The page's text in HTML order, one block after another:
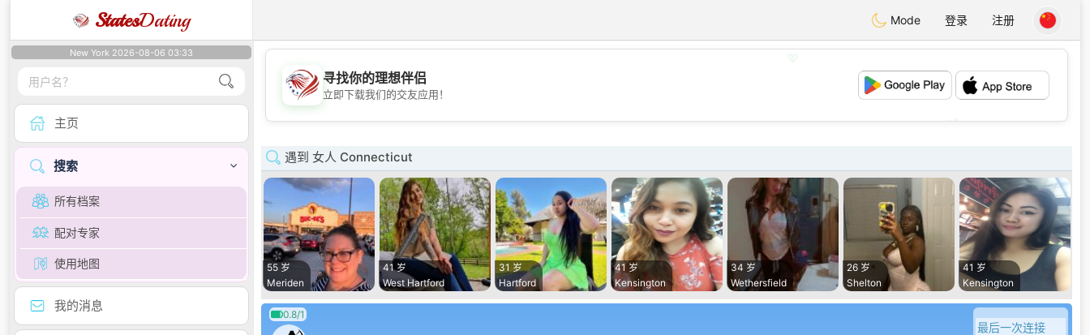
StatesDating Mode 登录 注册
New York 2026-08-06 03:33
主页
搜索
所有档案
配对专家
使用地图
我的消息
💖
💕
寻找你的理想伴侣
立即下载我们的交友应用！
遇到 女人 Connecticut
55 岁
Meriden
41 岁
West Hartford
31 岁
Hartford
41 岁
Kensington
34 岁
Wethersfield
26 岁
Shelton
41 岁
Kensington
0.8/1
最后一次连接